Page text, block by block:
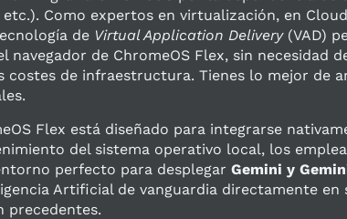
Como expertos en virtualización, en
de Virtual Application Delivery(VAD)
de ChromeOS Flex, sin necesidad
de infraestructura. Tienes lo mejor de
Flex está diseñado para integrarse
del sistema operativo local, los
perfecto para desplegar Gemini y
Artificial de vanguardia directamente en
precedentes.